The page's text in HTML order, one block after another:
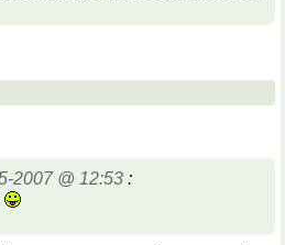
2007 @ 12:53 :